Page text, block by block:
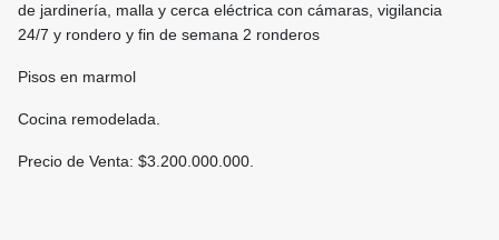
de jardinería, malla y cerca eléctrica con cámaras, vigilancia
24/7 y rondero y fin de semana 2 ronderos
Pisos en marmol
Cocina remodelada.
Precio de Venta: $3.200.000.000.